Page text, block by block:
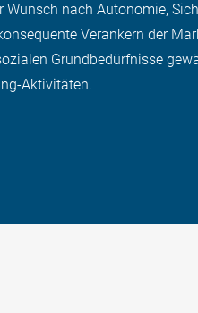
nach Autonomie,
Verankern der
Grundbedürfnisse
Aktivitäten.